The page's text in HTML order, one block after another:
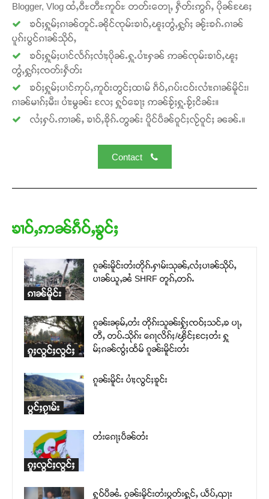
Blogger, Vlog ထႆႇဝီႊတီႊဢူဝ်ႊ တတ်းတေႃႇ ႁဵတ်းဢွၵ်ႇ ပိုၼ်ၽႄႈ
ၶဝ်ႈႁူမ်ႈၵၢၼ်တူင်ႉၼိုင်ၸုမ်းၶၢဝ်ႇၽူႈတွႆႇႁွၵ်ႈ ၼႂ်းၶၵ်ႉၵၢၼ်
ပူၵ်းပွင်ၵၢၼ်သိုဝ်ႇ
ၶဝ်ႈႁူမ်ႈပၢင်လႅၵ်ႈလၢႆႈပိုၼ်ႉႁူႉပၢႆးႁၼ် ဢၼ်ၸုမ်းၶၢဝ်ႇၽူႈ
တွႆႇႁွၵ်ႈၸတ်းႁဵတ်း
ၶဝ်ႈႁူမ်ႈပၢင်ဢုပ်ႇဢူဝ်းတွင်ႈထၢမ် ၵဵဝ်ႇၵပ်းငဝ်းလၢႆးၵၢၼ်မိူင်း၊
ၵၢၼ်မၢၵ်ႈမီး၊ ပၢႆးမွၼ်း လႄႈ ႁူဝ်ၶေႃႈ ဢၼ်ၶႂ်ႈႁူႉၶႂ်ႈငိၼ်း။
လႆႈႁပ်ႉဢၢၼ်ႇ ၶၢဝ်ႇၶိုၵ်ႉတွၼ်း ပိူင်ပဵၼ်ဝူင်ႈလႂ်ဝူင်ႈ ၼၼ်ႉ။
Contact
ၶၢဝ်ႇဢၼ်ၵဵဝ်ႇၶွင်ႈ
ၵၢၼ်မိူင်း
ၵူၼ်းမိူင်းတႆးတိုၵ်ႉႁၢမ်းသုၼ်ႇလႆႈပၢၼ်သိုပ်ႇ
ပၢၼ်ယူႇၼႆ SHRF တူၵ်ႇတၵ်ႉ
ၵူႈလွင်ႈလွင်ႈ
ၵူၼ်းၼုမ်ႇတႆး တိုၵ်းသူၼ်းႁႂ်ႈၸဝ်ႈသင်ႇၶ ပႃႇ
တီႇ တပ်ႉသိုၵ်း ၵေႃလိၵ်ႈ/ၾိင်ႈငႄႈတႆး ႁူ
မ်ႈၵၼ်ၸွႆႈထႅမ် ၵူၼ်းမိူင်းတႆး
ပွင်ႈၵႂၢမ်း
ၵူၼ်းမိူင်း ပၢႆႈလွင်ႈၶူင်း
ၵူႈလွင်ႈလွင်ႈ
တႆးၵေႃႈပဵၼ်တႆး
ႁူဝ်ပီၼႆႉ ၵူၼ်းမိူင်းတႆးပွတ်းႁွင်ႇ ယဵပ်ႇၺႃး